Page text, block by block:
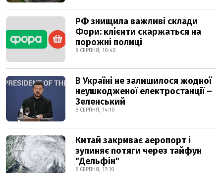
РФ знищила важливі склади
Фори: клієнти скаржаться на
порожні полиці
8 СЕРПНЯ, 10:40
В Україні не залишилося жодної
неушкодженої електростанції –
Зеленський
8 СЕРПНЯ, 14:10
Китай закриває аеропорт і
зупиняє потяги через тайфун
"Дельфін"
8 СЕРПНЯ, 17:10